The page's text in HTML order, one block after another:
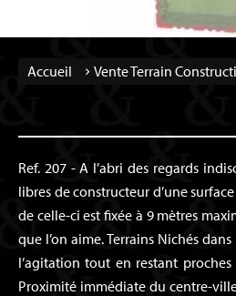
Accueil Vente Terrain
Ref. 207 - A l’abri des regards
libres de constructeur d’une
de celle-ci est fixée à 9 mètres
que l’on aime. Terrains Nichés
l’agitation tout en restant
Proximité immédiate du centre-